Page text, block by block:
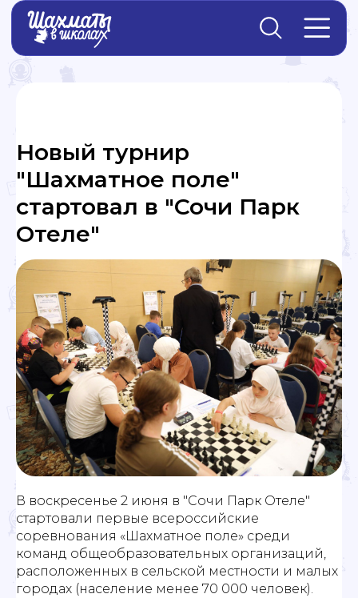
Новый турнир
"Шахматное поле"
стартовал в "Сочи Парк
Отеле"
В воскресенье 2 июня в "Сочи Парк Отеле"
стартовали первые всероссийские
соревнования «Шахматное поле» среди
команд общеобразовательных организаций,
расположенных в сельской местности и малых
городах (население менее 70 000 человек).